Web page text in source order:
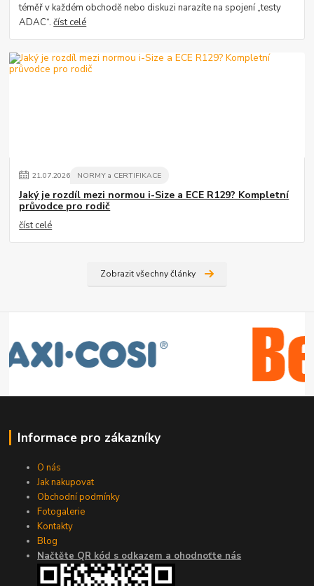
téměř v každém obchodě nebo diskuzi narazíte na spojení „testy
ADAC“.číst celé
21.07.2026 NORMY a CERTIFIKACE
Jaký je rozdíl mezi normou i-Size a ECE R129? Kompletní
průvodce pro rodič
číst celé
Zobrazit všechny články
Informace pro zákazníky
O nás
Jak nakupovat
Obchodní podmínky
Fotogalerie
Kontakty
Blog
Načtěte QR kód s odkazem a ohodnoťte nás